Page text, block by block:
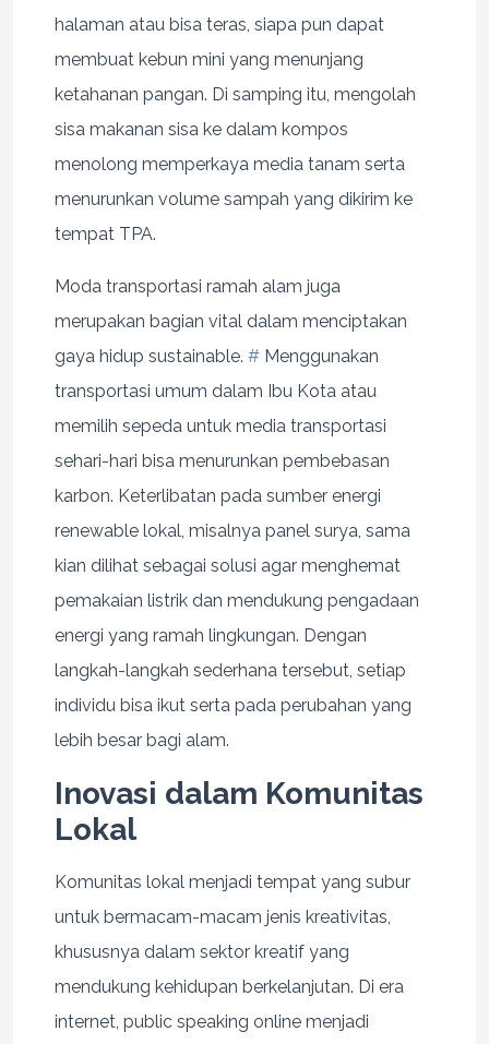
halaman atau bisa teras, siapa pun dapat
membuat kebun mini yang menunjang
ketahanan pangan. Di samping itu, mengolah
sisa makanan sisa ke dalam kompos
menolong memperkaya media tanam serta
menurunkan volume sampah yang dikirim ke
tempat TPA.
Moda transportasi ramah alam juga
merupakan bagian vital dalam menciptakan
gaya hidup sustainable. #Menggunakan
transportasi umum dalam Ibu Kota atau
memilih sepeda untuk media transportasi
sehari-hari bisa menurunkan pembebasan
karbon. Keterlibatan pada sumber energi
renewable lokal, misalnya panel surya, sama
kian dilihat sebagai solusi agar menghemat
pemakaian listrik dan mendukung pengadaan
energi yang ramah lingkungan. Dengan
langkah-langkah sederhana tersebut, setiap
individu bisa ikut serta pada perubahan yang
lebih besar bagi alam.
Inovasi dalam Komunitas
Lokal
Komunitas lokal menjadi tempat yang subur
untuk bermacam-macam jenis kreativitas,
khususnya dalam sektor kreatif yang
mendukung kehidupan berkelanjutan. Di era
internet, public speaking online menjadi